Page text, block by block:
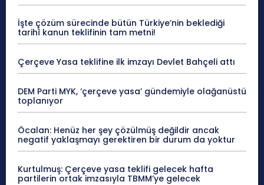
İşte çözüm sürecinde bütün Türkiye’nin beklediği
tarihî kanun teklifinin tam metni!
Çerçeve Yasa teklifine ilk imzayı Devlet Bahçeli attı
DEM Parti MYK, ‘çerçeve yasa’ gündemiyle olağanüstü
toplanıyor
Öcalan: Henüz her şey çözülmüş değildir ancak
negatif yaklaşmayı gerektiren bir durum da yoktur
Kurtulmuş: Çerçeve yasa teklifi gelecek hafta
partilerin ortak imzasıyla TBMM’ye gelecek